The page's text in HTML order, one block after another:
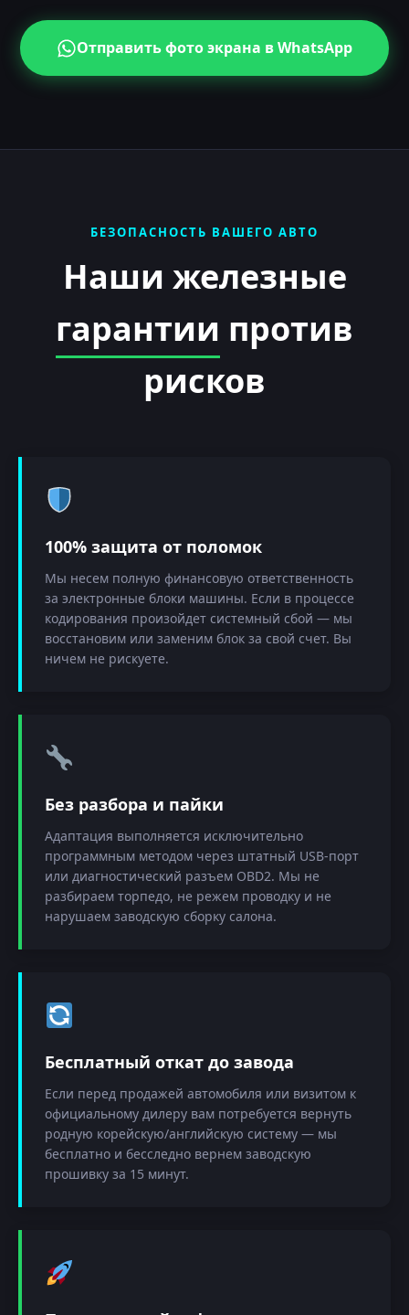
Отправить фото экрана в WhatsApp
БЕЗОПАСНОСТЬ ВАШЕГО АВТО
Наши железные
гарантии против
рисков
100% защита от поломок
Мы несем полную финансовую ответственность
за электронные блоки машины. Если в процессе
кодирования произойдет системный сбой — мы
восстановим или заменим блок за свой счет. Вы
ничем не рискуете.
Без разбора и пайки
Адаптация выполняется исключительно
программным методом через штатный USB-порт
или диагностический разъем OBD2. Мы не
разбираем торпедо, не режем проводку и не
нарушаем заводскую сборку салона.
Бесплатный откат до завода
Если перед продажей автомобиля или визитом к
официальному дилеру вам потребуется вернуть
родную корейскую/английскую систему — мы
бесплатно и бесследно вернем заводскую
прошивку за 15 минут.